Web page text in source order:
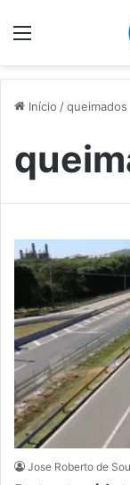
Início /queimados
Jose Roberto de